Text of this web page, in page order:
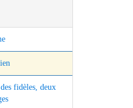
fidèles, deux